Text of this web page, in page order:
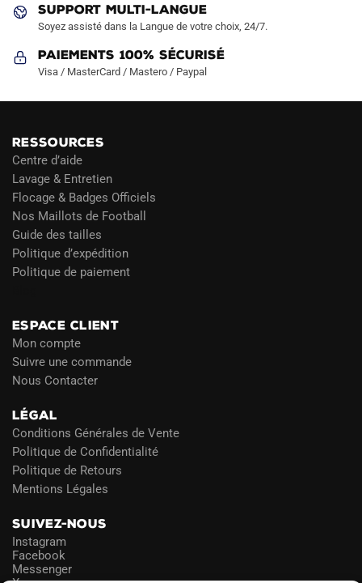
produitSUPPORT MULTI-LANGUE
Soyez assisté dans la Langue de votre choix, 24/7.
Paiements 100% Sécurisé
Visa / MasterCard / Mastero / Paypal
RESSOURCES
Centre d’aide
Lavage & Entretien
Flocage & Badges Officiels
Nos Maillots de Football
Guide des tailles
Politique d’expédition
Politique de paiement
ESPACE CLIENT
Mon compte
Suivre une commande
Nous Contacter
LÉGAL
Conditions Générales de Vente
Politique de Confidentialité
Politique de Retours
Mentions Légales
SUIVEZ-NOUS
Instagram
Facebook
Messenger